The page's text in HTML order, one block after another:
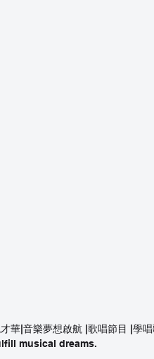
|音樂夢想啟航 |歌唱節目 |學唱
musical dreams.